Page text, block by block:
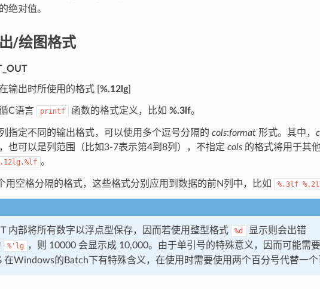
绝对值。
/绘图格式
输出时所使用的格式 [ %.12lg]
C语言 printf 函数的格式定义，比如 %.3lf。
指定不同的输出格式，可以使用多个逗号分隔的 cols:format形式。其中，
也可以是列范围（比如3-7表示第4到8列），不指定 cols的格式将用于其
。
用空格分隔的格式，这些格式分别应用到数据的前N列中，比如 %.3lf
内部将所有数字以浮点型保存，因而若使用整型格式 %d
显示则会出错
%'lg ，则 10000 会显示成 10,000。由于单引号的特殊意义，因而可能需
在Windows的Batch下有特殊含义，在使用时需要使用两个百分号代替一个